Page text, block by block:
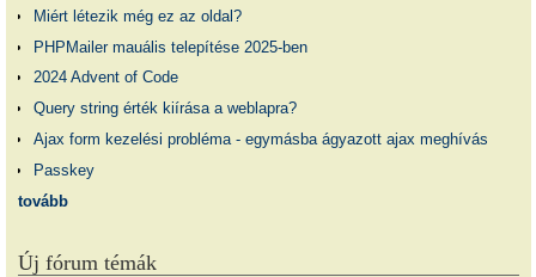
Miért létezik még ez az oldal?
PHPMailer mauális telepítése 2025-ben
2024 Advent of Code
Query string érték kiírása a weblapra?
Ajax form kezelési probléma - egymásba ágyazott ajax meghívás
Passkey
tovább
Új fórum témák